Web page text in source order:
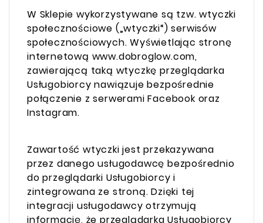
W Sklepie wykorzystywane są tzw. wtyczki
społecznościowe („wtyczki“) serwisów
społecznościowych. Wyświetlając stronę
internetową www.dobroglow.com,
zawierającą taką wtyczkę przeglądarka
Usługobiorcy nawiązuje bezpośrednie
połączenie z serwerami Facebook oraz
Instagram.
Zawartość wtyczki jest przekazywana
przez danego usługodawcę bezpośrednio
do przeglądarki Usługobiorcy i
zintegrowana ze stroną. Dzięki tej
integracji usługodawcy otrzymują
informację, że przeglądarka Usługobiorcy